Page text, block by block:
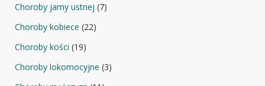
Choroby jamy ustnej (7)
Choroby kobiece (22)
Choroby kości (19)
Choroby lokomocyjne (3)